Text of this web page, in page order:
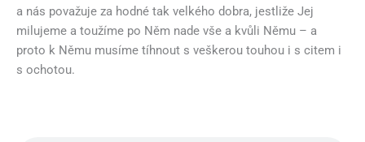
a nás považuje za hodné tak velkého dobra, jestliže Jej
milujeme a toužíme po Něm nade vše a kvůli Němu – a
proto k Němu musíme tíhnout s veškerou touhou i s citem i
s ochotou.